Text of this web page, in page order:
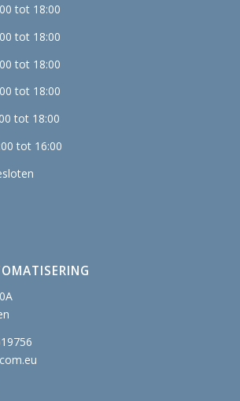
tot 18:00
tot 18:00
tot 18:00
tot 18:00
tot 18:00
tot 16:00